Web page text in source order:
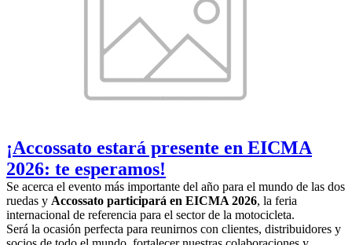
¡Accossato estará presente en EICMA
2026: te esperamos!
Se acerca el evento más importante del año para el mundo de las dos
ruedas y Accossato participará en EICMA 2026, la feria
internacional de referencia para el sector de la motocicleta.
Será la ocasión perfecta para reunirnos con clientes, distribuidores y